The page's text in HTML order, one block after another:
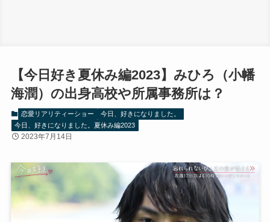
【今日好き夏休み編2023】みひろ（小幡
海潤）の出身高校や所属事務所は？
恋愛リアリティーショー
今日、好きになりました。
今日、好きになりました。夏休み編2023
2023年7月14日